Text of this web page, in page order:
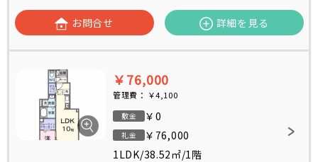
お問合せ 詳細を見る
￥76,000
管理費： ￥4,100
敷金 ￥0
礼金
￥76,000
1LDK/38.52㎡/1階